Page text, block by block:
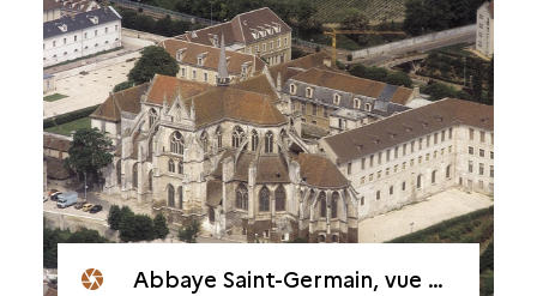
Abbaye Saint-Germain, vue générale du site vers le nord-ouest vers 1990